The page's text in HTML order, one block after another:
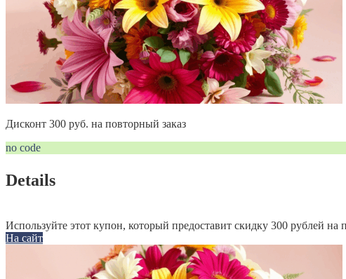
Дисконт 300 руб. на повторный заказ
no code
Details
Используйте этот купон, который предоставит скидку 300 рублей на
На сайт